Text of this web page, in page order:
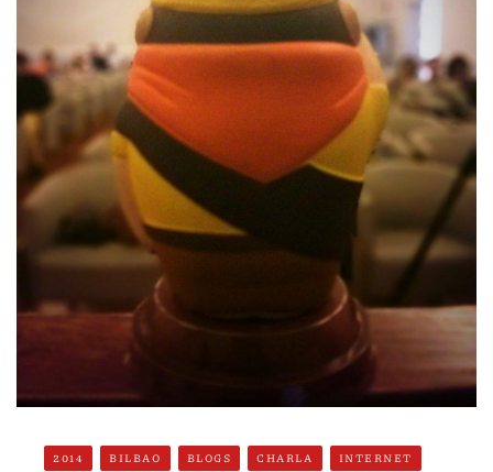
2014 BILBAO BLOGS CHARLA INTERNET